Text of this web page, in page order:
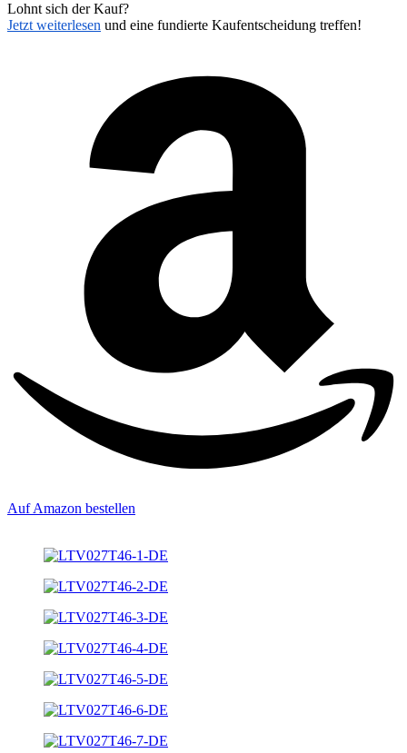
Lohnt sich der Kauf?
Jetzt weiterlesen und eine fundierte Kaufentscheidung treffen!
Auf Amazon bestellen